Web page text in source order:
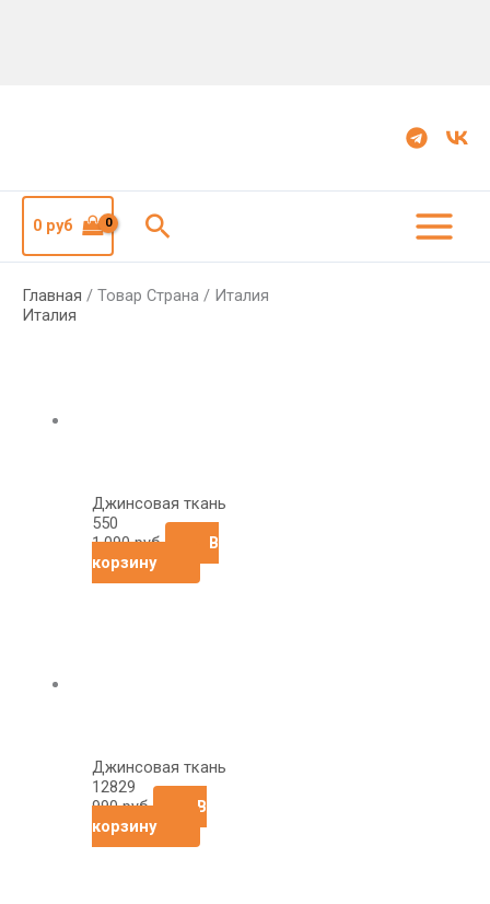
0руб Поиск
Главная / Товар Страна / Италия
Италия
Джинсовая ткань
550
1,090руб
В
корзину
Джинсовая ткань
12829
990руб
В
корзину